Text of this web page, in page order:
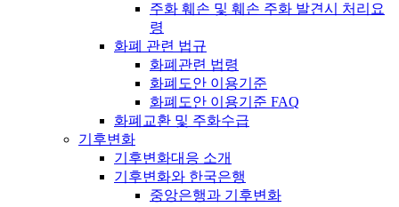
주화 훼손 및 훼손 주화 발견시 처리요
령
화폐 관련 법규
화폐관련 법령
화폐도안 이용기준
화폐도안 이용기준 FAQ
화폐교환 및 주화수급
기후변화
기후변화대응 소개
기후변화와 한국은행
중앙은행과 기후변화